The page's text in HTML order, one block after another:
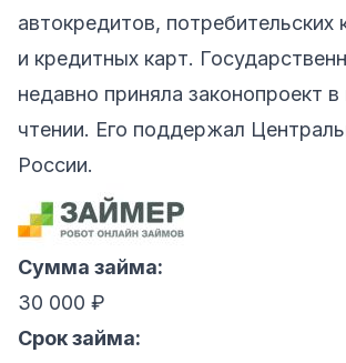
автокредитов, потребительских
и кредитных карт.
недавно приняла законопроект
чтении. Его поддержал
России.
Сумма займа:
30 000 ₽
Срок займа: